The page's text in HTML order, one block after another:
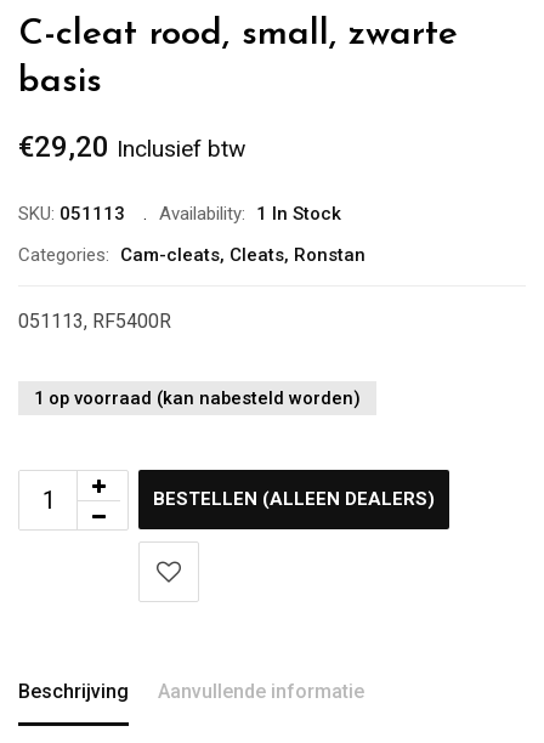
C-cleat rood, small, zwarte
basis
€29,20 Inclusief btw
SKU: 051113 Availability:
1 In Stock
Categories:
Cam-cleats, Cleats, Ronstan
051113, RF5400R
1 op voorraad (kan nabesteld worden)
BESTELLEN (ALLEEN DEALERS)
Beschrijving Aanvullende informatie